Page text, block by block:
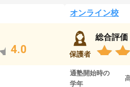
4.0
オンライン校
保護者
総合評価
通塾開始時の
学年